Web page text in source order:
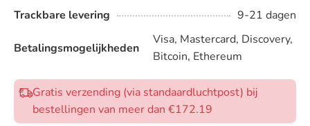
Trackbare levering 9-21 dagen
Betalingsmogelijkheden
Visa, Mastercard, Discovery,
Bitcoin, Ethereum
Gratis verzending (via standaardluchtpost) bij
bestellingen van meer dan €172.19